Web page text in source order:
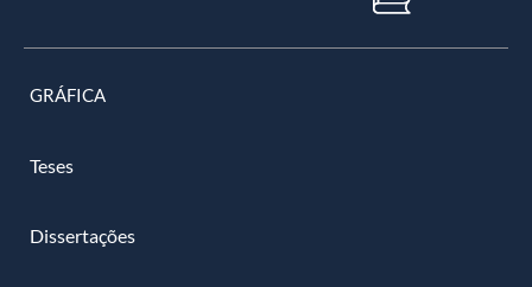
GRÁFICA
Teses
Dissertações